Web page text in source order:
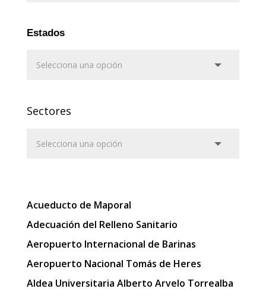
Estados
Sectores
Acueducto de Maporal
Adecuación del Relleno Sanitario
Aeropuerto Internacional de Barinas
Aeropuerto Nacional Tomás de Heres
Aldea Universitaria Alberto Arvelo Torrealba